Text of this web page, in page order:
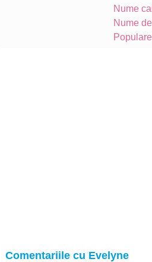
Nume
Nume
Comentariile cu Evelyne